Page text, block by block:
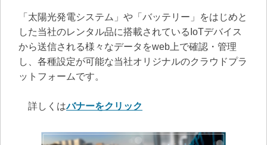
「太陽光発電システム」や「バッテリー」をはじめと
した当社のレンタル品に搭載されているIoTデバイス
から送信される様々なデータをweb上で確認・管理
し、各種設定が可能な当社オリジナルのクラウドプラ
ットフォームです。
詳しくはバナーをクリック